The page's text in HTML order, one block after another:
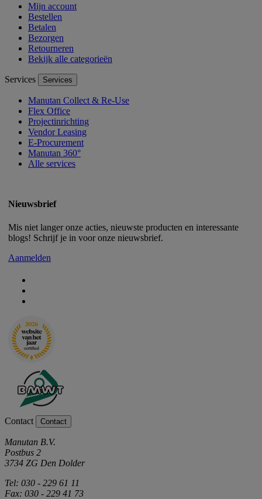
Mijn account
Bestellen
Betalen
Bezorgen
Retourneren
Bekijk alle categorieën
Services Services
Manutan Collect & Re-Use
Flex Office
Projectinrichting
Vendor Leasing
E-Procurement
Manutan 360°
Alle services
Nieuwsbrief
Mis niet langer onze acties, nieuwste producten en interessante
blogs! Schrijf je in voor onze nieuwsbrief.
Aanmelden
Contact Contact
Manutan B.V.
Postbus 2
3734 ZG Den Dolder
Tel: 030 - 229 61 11
Fax: 030 - 229 41 73